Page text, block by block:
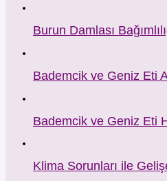
Burun Damlası
Bademcik ve Geniz Eti
Bademcik ve Geniz Eti
Klima Sorunları ile